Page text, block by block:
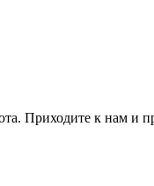
Приходите к нам и